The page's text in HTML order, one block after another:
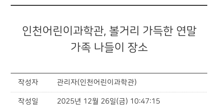
인천어린이과학관, 볼거리 가득한 연말
가족 나들이 장소
작성자 관리자(인천어린이과학관)
작성일 2025년 12월 26일(금) 10:47:15